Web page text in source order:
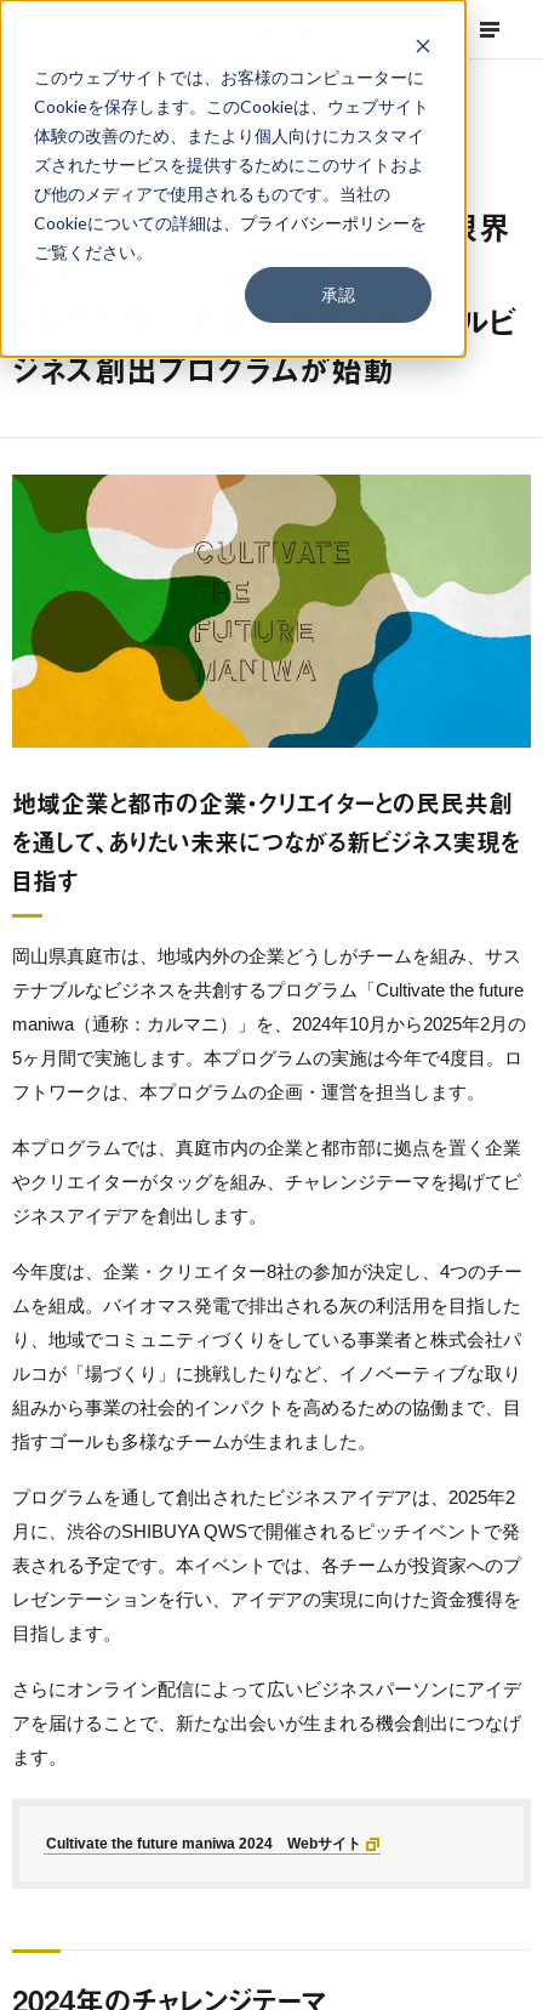
このウェブサイトでは、お客様のコンピューターに
Cookieを保存します。このCookieは、ウェブサイト
体験の改善のため、またより個人向けにカスタマイ
ズされたサービスを提供するためにこのサイトおよ
び他のメディアで使用されるものです。当社の
Cookieについての詳細は、 プライバシーポリシーを
ご覧ください。
承認
NEWS Projects, Topics 2024.10.04
灰を活かしたイノベーションから、限界
集落の場づくりまで。
4年目の岡山県真庭市サステナブルビ
ジネス創出プログラムが始動
地域企業と都市の企業・クリエイターとの民民共創
を通して、ありたい未来につながる新ビジネス実現を
目指す
岡山県真庭市は、地域内外の企業どうしがチームを組み、サス
テナブルなビジネスを共創するプログラム「Cultivate the future
maniwa（通称：カルマニ）」を、2024年10月から2025年2月の
5ヶ月間で実施します。本プログラムの実施は今年で4度目。ロ
フトワークは、本プログラムの企画・運営を担当します。
本プログラムでは、真庭市内の企業と都市部に拠点を置く企業
やクリエイターがタッグを組み、チャレンジテーマを掲げてビ
ジネスアイデアを創出します。
今年度は、企業・クリエイター8社の参加が決定し、4つのチー
ムを組成。バイオマス発電で排出される灰の利活用を目指した
り、地域でコミュニティづくりをしている事業者と株式会社パ
ルコが「場づくり」に挑戦したりなど、イノベーティブな取り
組みから事業の社会的インパクトを高めるための協働まで、目
指すゴールも多様なチームが生まれました。
プログラムを通して創出されたビジネスアイデアは、2025年2
月に、渋谷のSHIBUYA QWSで開催されるピッチイベントで発
表される予定です。本イベントでは、各チームが投資家へのプ
レゼンテーションを行い、アイデアの実現に向けた資金獲得を
目指します。
さらにオンライン配信によって広いビジネスパーソンにアイデ
アを届けることで、新たな出会いが生まれる機会創出につなげ
ます。
Cultivate the future maniwa 2024 Webサイト
2024年のチャレンジテーマ